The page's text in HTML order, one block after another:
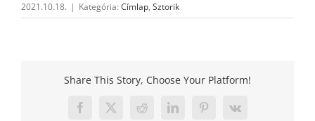
2021.10.18. | Kategória: Címlap, Sztorik
Share This Story, Choose Your Platform!
Facebook
X RedditLinkedInPinterest
Vk